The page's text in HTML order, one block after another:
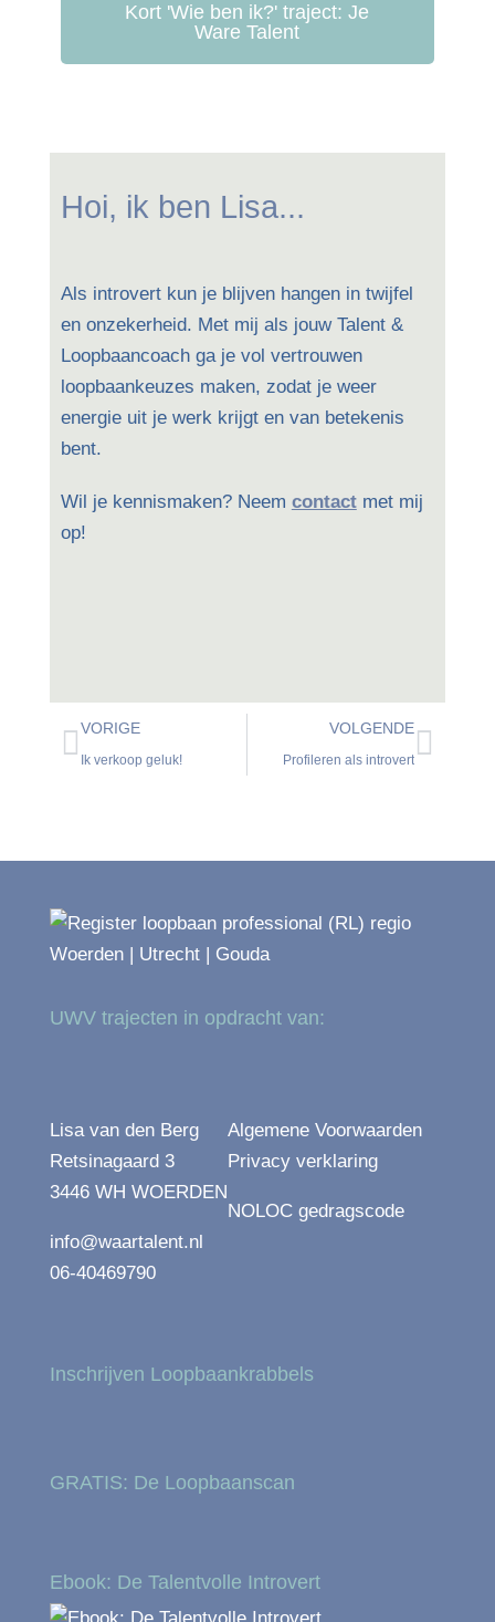
Kort 'Wie ben ik?' traject: Je
Ware Talent
Hoi, ik ben Lisa...
Als introvert kun je blijven hangen in twijfel
en onzekerheid. Met mij als jouw Talent &
Loopbaancoach ga je vol vertrouwen
loopbaankeuzes maken, zodat je weer
energie uit je werk krijgt en van betekenis
bent.
Wil je kennismaken? Neem contact met mij
op!
VORIGE
Ik verkoop geluk!
VOLGENDE
Profileren als introvert
UWV trajecten in opdracht van:
Lisa van den Berg
Retsinagaard 3
3446 WH WOERDEN
info@waartalent.nl
06-40469790
Algemene Voorwaarden
Privacy verklaring
NOLOC gedragscode
Inschrijven Loopbaankrabbels
GRATIS: De Loopbaanscan
Ebook: De Talentvolle Introvert